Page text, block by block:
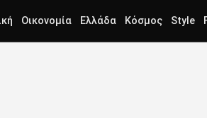
Οικονομία Ελλάδα Κόσμος Style